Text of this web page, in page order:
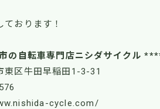
ております！
自転車専門店ニシダサイクル
区牛田早稲田1-3-31
cycle.com/